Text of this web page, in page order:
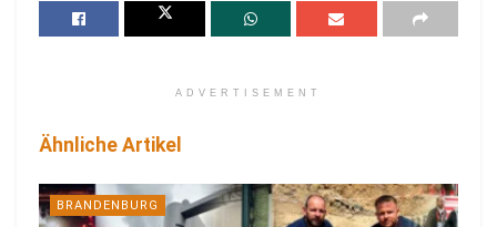
ADVERTISEMENT
Ähnliche Artikel
BRANDENBURG